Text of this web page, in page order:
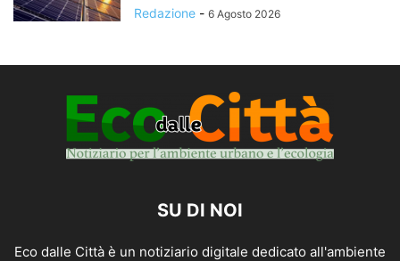
Redazione - 6 Agosto 2026
SU DI NOI
Eco dalle Città è un notiziario digitale dedicato all'ambiente